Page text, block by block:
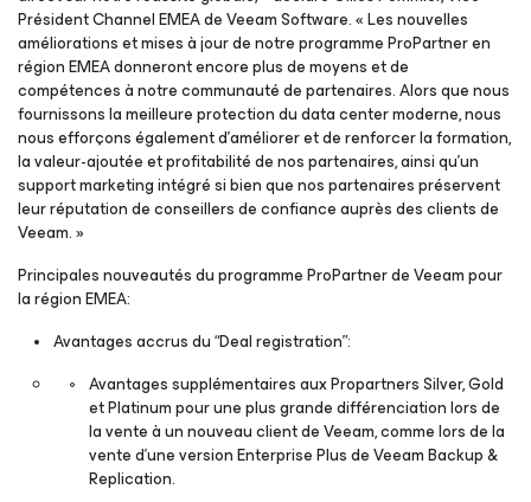
Président Channel EMEA de Veeam Software. « Les nouvelles
améliorations et mises à jour de notre programme ProPartner en
région EMEA donneront encore plus de moyens et de
compétences à notre communauté de partenaires. Alors que nous
fournissons la meilleure protection du data center moderne, nous
nous efforçons également d’améliorer et de renforcer la formation,
la valeur-ajoutée et profitabilité de nos partenaires, ainsi qu’un
support marketing intégré si bien que nos partenaires préservent
leur réputation de conseillers de confiance auprès des clients de
Veeam. »
Principales nouveautés du programme ProPartner de Veeam pour
la région EMEA:
Avantages accrus du “Deal registration”:
Avantages supplémentaires aux Propartners Silver, Gold
et Platinum pour une plus grande différenciation lors de
la vente à un nouveau client de Veeam, comme lors de la
vente d’une version Enterprise Plus de Veeam Backup &
Replication.